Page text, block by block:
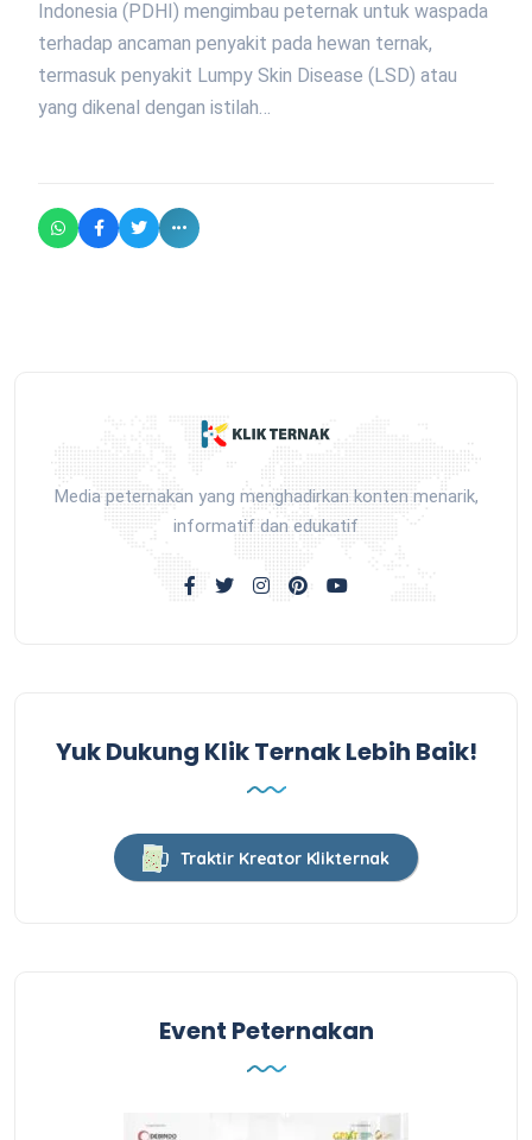
Indonesia (PDHI) mengimbau peternak untuk waspada
terhadap ancaman penyakit pada hewan ternak,
termasuk penyakit Lumpy Skin Disease (LSD) atau
yang dikenal dengan istilah…
Media peternakan yang menghadirkan konten menarik,
informatif dan edukatif
Yuk Dukung Klik Ternak Lebih Baik!
Traktir Kreator Klikternak
Event Peternakan